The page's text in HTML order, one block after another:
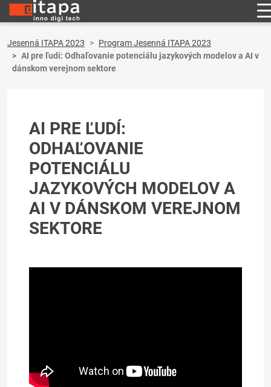
Jesenná ITAPA 2023
Program Jesenná ITAPA 2023
AI pre ľudí: Odhaľovanie potenciálu jazykových modelov a AI v
dánskom verejnom sektore
AI PRE ĽUDÍ:
ODHAĽOVANIE
POTENCIÁLU
JAZYKOVÝCH MODELOV A
AI V DÁNSKOM VEREJNOM
SEKTORE